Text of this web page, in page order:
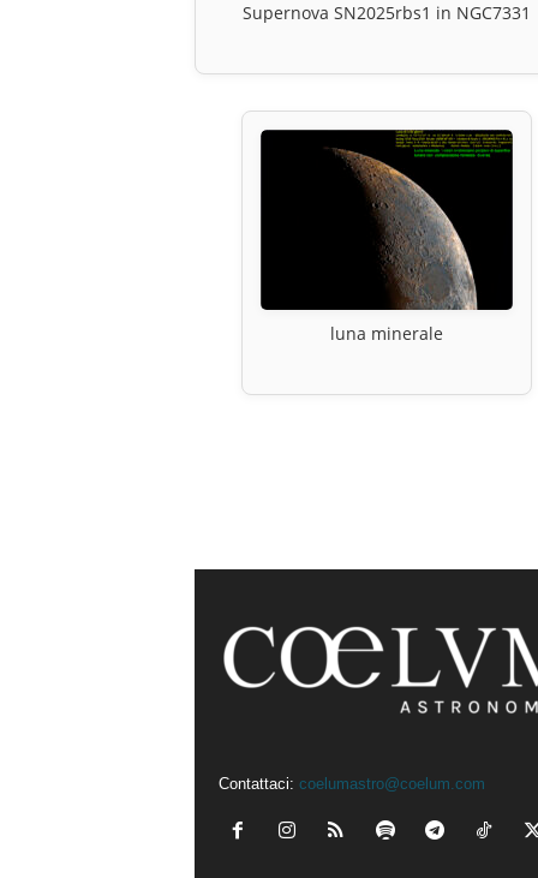
Supernova SN2025rbs1 in NGC7331
luna minerale
Contattaci: coelumastro@coelum.com